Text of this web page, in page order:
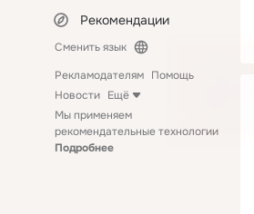
Рекомендации
Сменить язык
Рекламодателям Помощь
Новости Ещё
Мы применяем
рекомендательные технологии
Подробнее